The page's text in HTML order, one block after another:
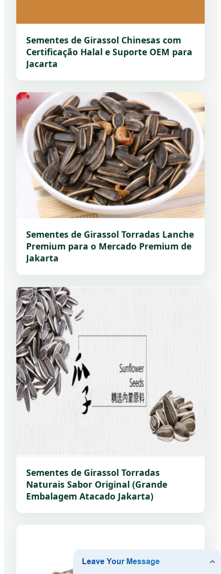
Sementes de Girassol Chinesas com
Certificação Halal e Suporte OEM para
Jacarta
Sementes de Girassol Torradas Lanche
Premium para o Mercado Premium de
Jakarta
Sementes de Girassol Torradas
Naturais Sabor Original (Grande
Embalagem Atacado Jakarta)